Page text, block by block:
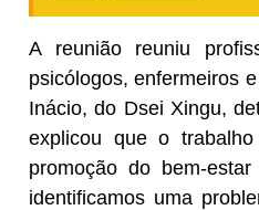
A reunião reuniu
psicólogos, enfermeiros
Inácio, do Dsei Xingu,
explicou que o
promoção do bem-
identificamos uma